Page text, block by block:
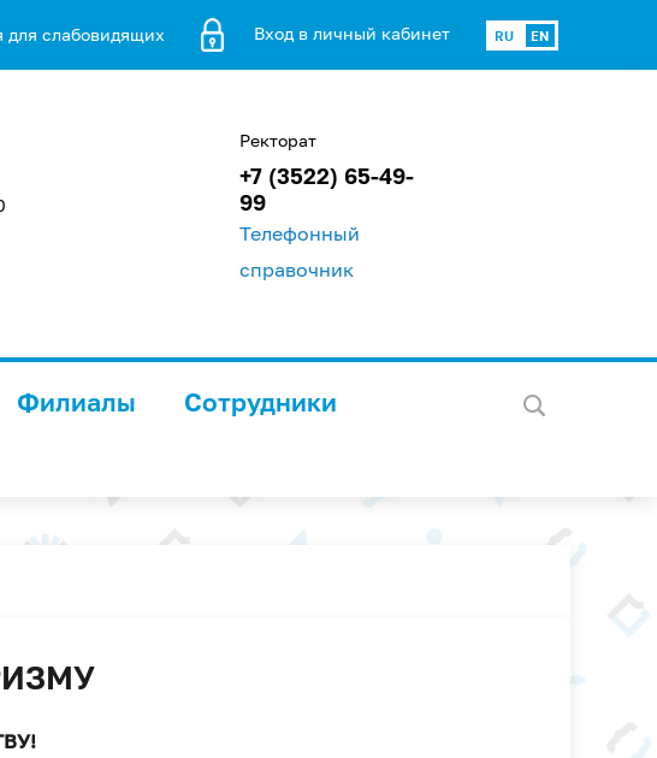
для слабовидящих Вход в личный кабинет RU EN
Ректорат
+7 (3522) 65-49-
99
Телефонный
справочник
Филиалы
Сотрудники